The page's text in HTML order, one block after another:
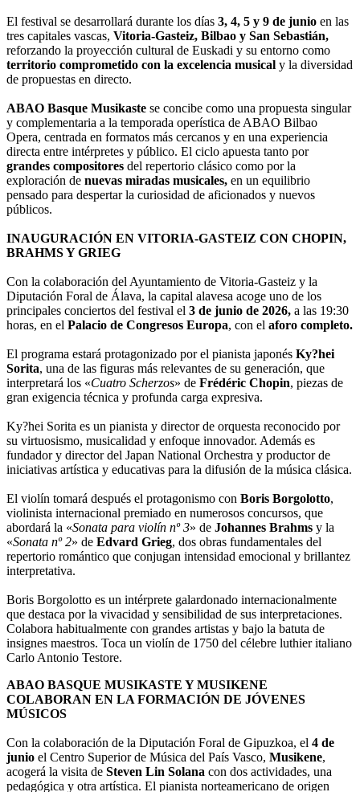
El festival se desarrollará durante los días 3, 4, 5 y 9 de junio en las
tres capitales vascas, Vitoria-Gasteiz, Bilbao y San Sebastián,
reforzando la proyección cultural de Euskadi y su entorno como
territorio comprometido con la excelencia musical y la diversidad
de propuestas en directo.
ABAO Basque Musikaste se concibe como una propuesta singular
y complementaria a la temporada operística de ABAO Bilbao
Opera, centrada en formatos más cercanos y en una experiencia
directa entre intérpretes y público. El ciclo apuesta tanto por
grandes compositores del repertorio clásico como por la
exploración de nuevas miradas musicales, en un equilibrio
pensado para despertar la curiosidad de aficionados y nuevos
públicos.
INAUGURACIÓN EN VITORIA-GASTEIZ CON CHOPIN,
BRAHMS Y GRIEG
Con la colaboración del Ayuntamiento de Vitoria-Gasteiz y la
Diputación Foral de Álava, la capital alavesa acoge uno de los
principales conciertos del festival el 3 de junio de 2026, a las 19:30
horas, en el Palacio de Congresos Europa, con el aforo completo.
El programa estará protagonizado por el pianista japonés Ky?hei
Sorita, una de las figuras más relevantes de su generación, que
interpretará los «Cuatro Scherzos» de Frédéric Chopin, piezas de
gran exigencia técnica y profunda carga expresiva.
Ky?hei Sorita es un pianista y director de orquesta reconocido por
su virtuosismo, musicalidad y enfoque innovador. Además es
fundador y director del Japan National Orchestra y productor de
iniciativas artística y educativas para la difusión de la música clásica.
El violín tomará después el protagonismo con Boris Borgolotto,
violinista internacional premiado en numerosos concursos, que
abordará la «Sonata para violín nº 3» de Johannes Brahms y la
«Sonata nº 2» de Edvard Grieg, dos obras fundamentales del
repertorio romántico que conjugan intensidad emocional y brillantez
interpretativa.
Boris Borgolotto es un intérprete galardonado internacionalmente
que destaca por la vivacidad y sensibilidad de sus interpretaciones.
Colabora habitualmente con grandes artistas y bajo la batuta de
insignes maestros. Toca un violín de 1750 del célebre luthier italiano
Carlo Antonio Testore.
ABAO BASQUE MUSIKASTE Y MUSIKENE
COLABORAN EN LA FORMACIÓN DE JÓVENES
MÚSICOS
Con la colaboración de la Diputación Foral de Gipuzkoa, el 4 de
junio el Centro Superior de Música del País Vasco, Musikene,
acogerá la visita de Steven Lin Solana con dos actividades, una
pedagógica y otra artística. El pianista norteamericano de origen